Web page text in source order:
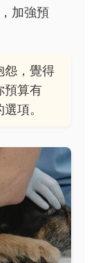
加強預
怨，覺得
預算有
項。